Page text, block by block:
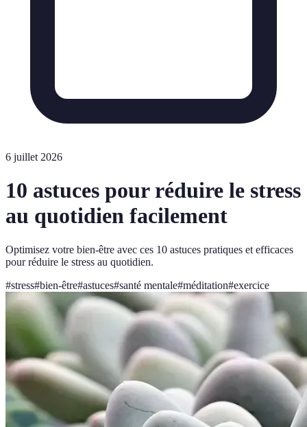
6 juillet 2026
10 astuces pour réduire le stress
au quotidien facilement
Optimisez votre bien-être avec ces 10 astuces pratiques et efficaces
pour réduire le stress au quotidien.
#stress#bien-être#astuces#santé mentale#méditation#exercice